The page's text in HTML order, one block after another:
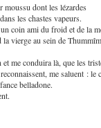
moussu dont les lézardes
les chastes vapeurs.
coin ami du froid et de la
la vierge au sein de
me conduira là, que les
me saluent : le
belladone.